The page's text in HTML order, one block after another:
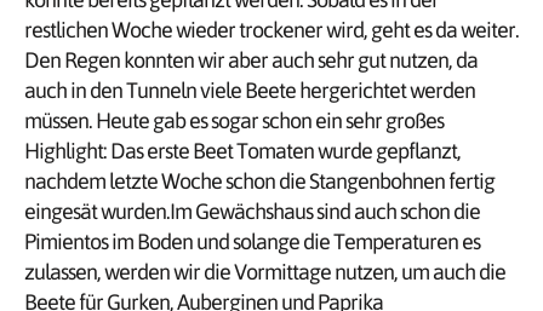
restlichen Woche wieder trockener wird, geht es da weiter.
Den Regen konnten wir aber auch sehr gut nutzen, da
auch in den Tunneln viele Beete hergerichtet werden
müssen. Heute gab es sogar schon ein sehr großes
Highlight: Das erste Beet Tomaten wurde gepflanzt,
nachdem letzte Woche schon die Stangenbohnen fertig
eingesät wurden.Im Gewächshaus sind auch schon die
Pimientos im Boden und solange die Temperaturen es
zulassen, werden wir die Vormittage nutzen, um auch die
Beete für Gurken, Auberginen und Paprika